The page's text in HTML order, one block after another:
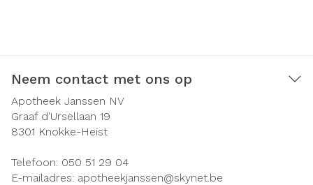
Neem contact met ons op
Apotheek Janssen NV
Graaf d'Ursellaan 19
8301 Knokke-Heist
Telefoon: 050 51 29 04
E-mailadres: apotheekjanssen@skynet.be